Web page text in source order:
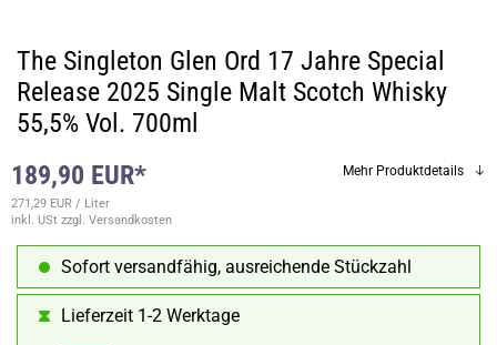
The Singleton Glen Ord 17 Jahre Special
Release 2025 Single Malt Scotch Whisky
55,5% Vol. 700ml
189,90 EUR*
271,29 EUR / Liter
inkl. USt zzgl. Versandkosten
Mehr Produktdetails
Sofort versandfähig, ausreichende Stückzahl
Lieferzeit 1-2 Werktage